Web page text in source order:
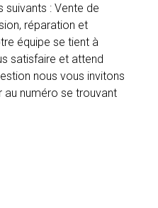
: Vente de
réparation et
équipe se tient à
satisfaire et attend
nous vous invitons
au numéro se trouvant